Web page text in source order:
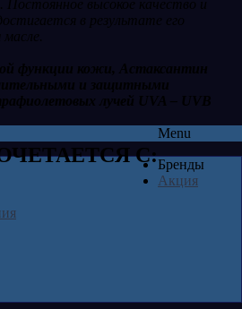
высокое качество и
в результате его
масле.
функции кожи, Астаксантин
и защитными
лучей UVA – UVB
С:
Menu
Бренды
Акция